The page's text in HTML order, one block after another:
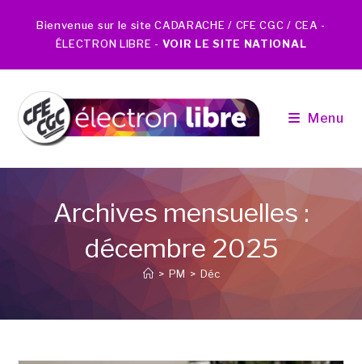
Bienvenue sur le site CADARACHE / CFE CGC / CEA -
ÉLECTRON LIBRE - VOIR LE SITE NATIONAL
Menu
Archives mensuelles :
décembre 2025
> PM > Déc